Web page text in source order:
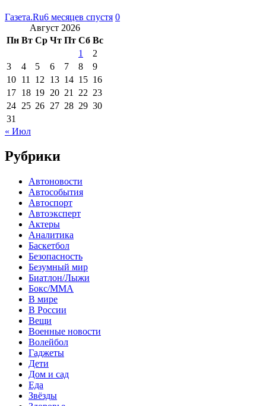
Газета.Ru6 месяцев спустя 0
Август 2026
Пн Вт Ср Чт Пт Сб Вс
1
2
3
4 5 6 7 8
9
10 11 12 13 14 15 16
17 18 19 20 21 22 23
24 25 26 27 28 29 30
31
« Июл
Рубрики
Автоновости
Автособытия
Автоспорт
Автоэксперт
Актеры
Аналитика
Баскетбол
Безопасность
Безумный мир
Биатлон/Лыжи
Бокс/MMA
В мире
В России
Вещи
Военные новости
Волейбол
Гаджеты
Дети
Дом и сад
Еда
Звёзды